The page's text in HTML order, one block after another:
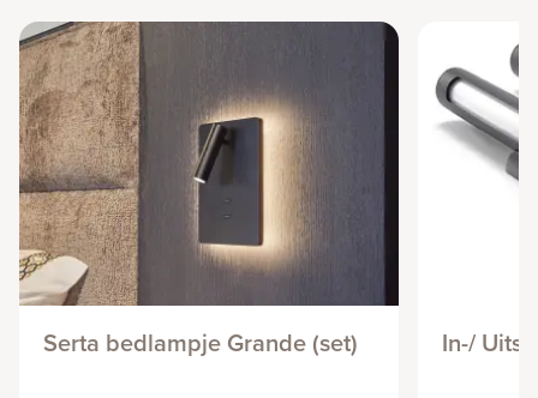
Serta bedlampje Grande (set) In-/